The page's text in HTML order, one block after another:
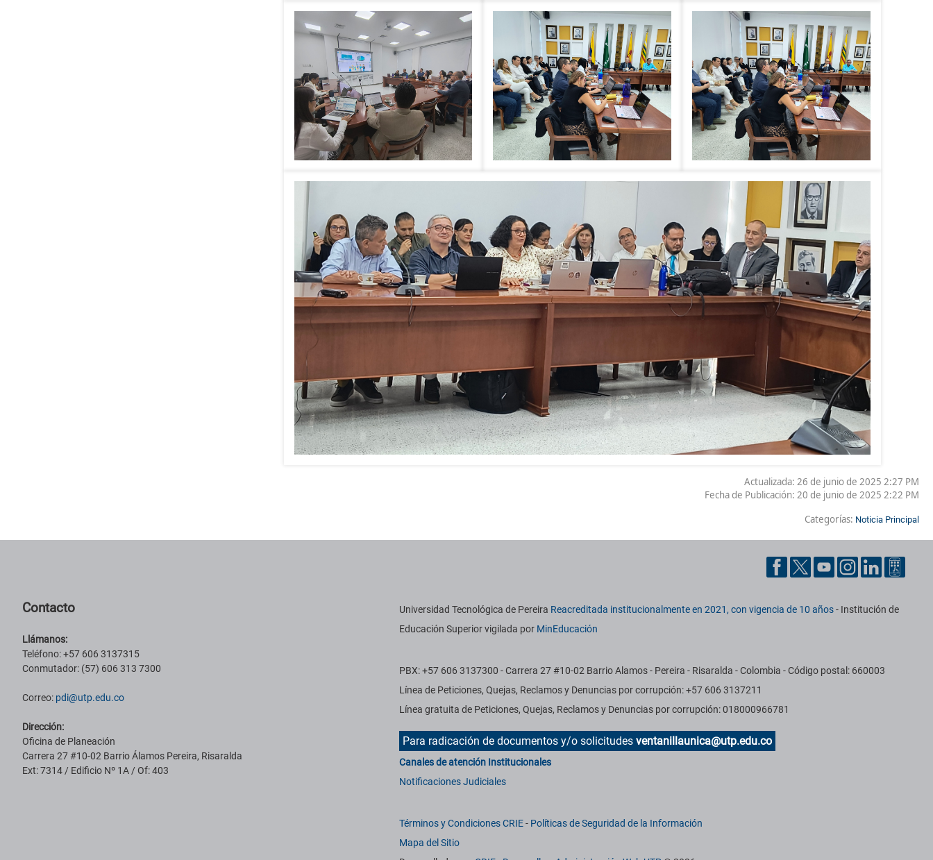
Actualizada: 26 de junio de 2025 2:27 PM
Fecha de Publicación: 20 de junio de 2025 2:22 PM
Categorías: Noticia Principal
Contacto
Llámanos:
Teléfono: +57 606 3137315
Conmutador: (57) 606 313 7300
Correo: pdi@utp.edu.co
Dirección:
Oficina de Planeación
Carrera 27 #10-02 Barrio Álamos Pereira, Risaralda
Ext: 7314 / Edificio Nº 1A / Of: 403
Información institucional
Universidad Tecnológica de Pereira Reacreditada institucionalmente en 2021, con vigencia de 10 años- Institución de
Educación Superior vigilada por MinEducación
PBX: +57 606 3137300 - Carrera 27 #10-02 Barrio Alamos - Pereira - Risaralda - Colombia - Código postal: 660003
Línea de Peticiones, Quejas, Reclamos y Denuncias por corrupción: +57 606 3137211
Línea gratuita de Peticiones, Quejas, Reclamos y Denuncias por corrupción: 018000966781
Para radicación de documentos y/o solicitudesventanillaunica@utp.edu.co
Canales de atención Institucionales
Notificaciones Judiciales
Términos y Condiciones CRIE- Políticas de Seguridad de la Información
Mapa del Sitio